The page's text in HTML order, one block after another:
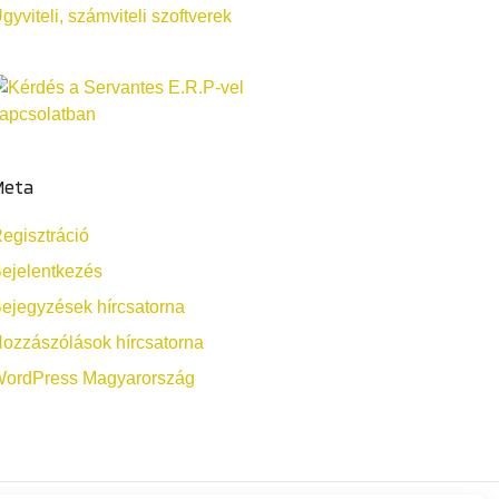
számviteli szoftverek
hírcsatorna
hírcsatorna
Magyarország